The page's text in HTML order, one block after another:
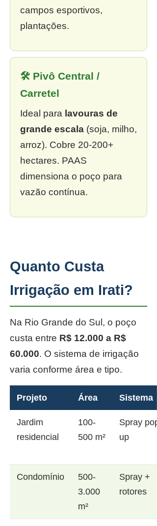
campos esportivos,
plantações.
🛠 Pivô Central /
Carretel
Ideal para lavouras de
grande escala (soja, milho,
arroz). Cobre 20-200+
hectares. PAAS
dimensiona o poço para
vazão contínua.
Quanto Custa
Irrigação em Irati?
Na Rio Grande do Sul, o poço
custa entre R$ 12.000 a R$
60.000. O sistema de irrigação
varia conforme área e tipo.
Projeto Área Sistema
Jardim
residencial
100-
500 m²
Spray pop-
up
Condomínio
500-
3.000
m²
Spray +
rotores